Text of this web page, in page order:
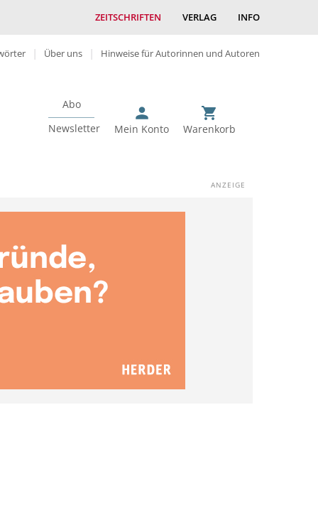
ZEITSCHRIFTEN VERLAG INFO
Über uns Hinweise für Autorinnen und Autoren
Abo
Newsletter
Mein Konto Warenkorb